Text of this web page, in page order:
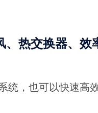
热交换器、效
统，也可以快速高